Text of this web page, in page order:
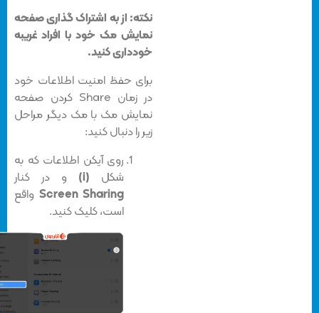
نکته: از به اشتراک گذاری صفحه
نمایش مک خود با افراد غریبه
خودداری کنید.
برای حفظ امنیت اطلاعات خود
در زمان Share کردن صفحه
نمایش مک با مک دیگر مراحل
زیر را دنبال کنید:
روی آیکن اطلاعات که به
شکل(i)
و در کنار
Screen Sharingواقع
است، کلیک کنید.